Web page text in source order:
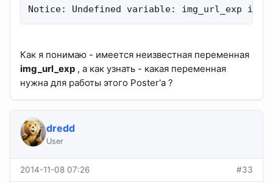
Notice: Undefined variable: img_url_exp in
Как я понимаю - имеется неизвестная переменная
img_url_exp , а как узнать - какая переменная
нужна для работы этого Poster'а ?
dredd
User
2014-11-08 07:26 #33